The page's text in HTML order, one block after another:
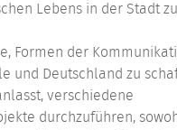
Lebens in der Stadt
Formen der
und Deutschland zu
verschiedene
durchzuführen,